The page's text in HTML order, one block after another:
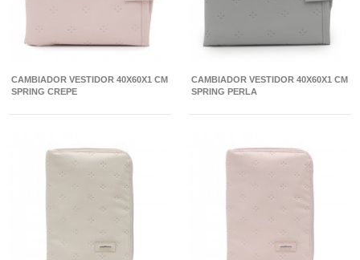
CAMBIADOR VESTIDOR 40X60X1 CM
SPRING CREPE
CAMBIADOR VESTIDOR 40X60X1 CM
SPRING PERLA